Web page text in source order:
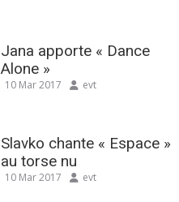
Jana apporte « Dance
Alone »
10 Mar 2017 evt
Slavko chante « Espace »
au torse nu
10 Mar 2017 evt